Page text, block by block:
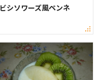
ビシソワーズ風ペンネ